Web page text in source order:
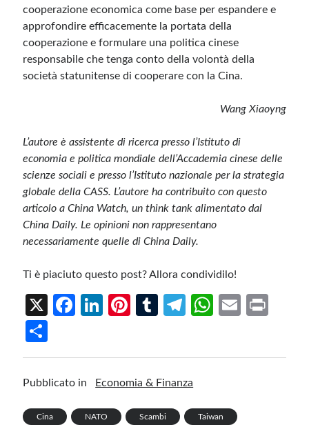
cooperazione economica come base per espandere e
approfondire efficacemente la portata della
cooperazione e formulare una politica cinese
responsabile che tenga conto della volontà della
società statunitense di cooperare con la Cina.
Wang Xiaoyng
L’autore è assistente di ricerca presso l’Istituto di
economia e politica mondiale dell’Accademia cinese delle
scienze sociali e presso l’Istituto nazionale per la strategia
globale della CASS. L’autore ha contribuito con questo
articolo a China Watch, un think tank alimentato dal
China Daily. Le opinioni non rappresentano
necessariamente quelle di China Daily.
Ti è piaciuto questo post? Allora condividilo!
X
Fa
o
k
Li
n
Pi
t
T
r
Te
m
W
p
E
h
ar
Pubblicato in Economia & Finanza
Cina NATO Scambi Taiwan